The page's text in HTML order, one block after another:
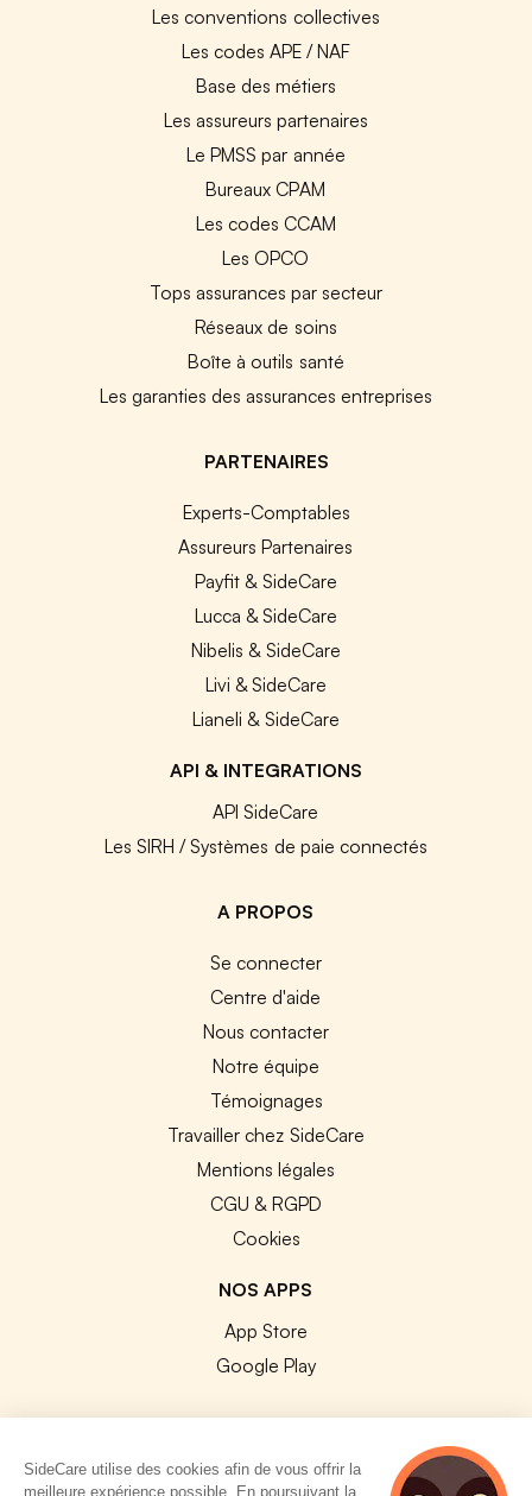
Les conventions collectives
Les codes APE / NAF
Base des métiers
Les assureurs partenaires
Le PMSS par année
Bureaux CPAM
Les codes CCAM
Les OPCO
Tops assurances par secteur
Réseaux de soins
Boîte à outils santé
Les garanties des assurances entreprises
PARTENAIRES
Experts-Comptables
Assureurs Partenaires
Payfit & SideCare
Lucca & SideCare
Nibelis & SideCare
Livi & SideCare
Lianeli & SideCare
API & INTEGRATIONS
API SideCare
Les SIRH / Systèmes de paie connectés
A PROPOS
Se connecter
Centre d'aide
Nous contacter
Notre équipe
Témoignages
Travailler chez SideCare
Mentions légales
CGU & RGPD
Cookies
NOS APPS
App Store
Google Play
SideCare utilise des cookies afin de vous offrir la
meilleure expérience possible. En poursuivant la